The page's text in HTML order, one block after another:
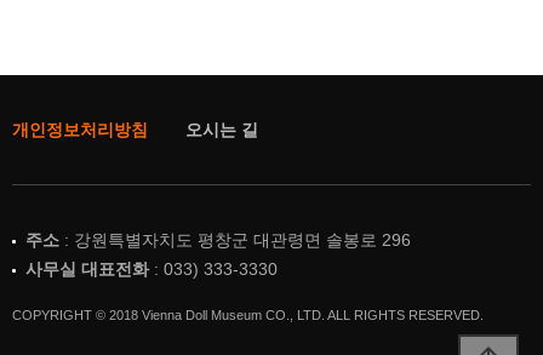
개인정보처리방침 오시는 길
주소 : 강원특별자치도 평창군 대관령면 솔봉로 296
사무실 대표전화: 033) 333-3330
COPYRIGHT © 2018 Vienna Doll Museum CO., LTD. ALL RIGHTS RESERVED.